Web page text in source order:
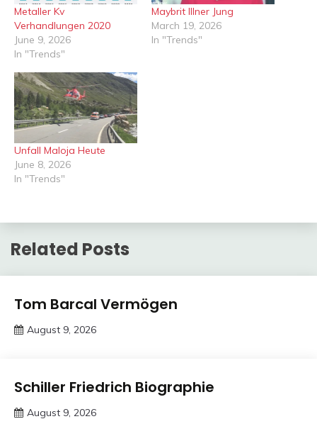
Metaller Kv
Verhandlungen 2020
June 9, 2026
In "Trends"
Maybrit Illner Jung
March 19, 2026
In "Trends"
Unfall Maloja Heute
June 8, 2026
In "Trends"
Related Posts
Trends
Tom Barcal Vermögen
August 9, 2026
Trends
Schiller Friedrich Biographie
August 9, 2026